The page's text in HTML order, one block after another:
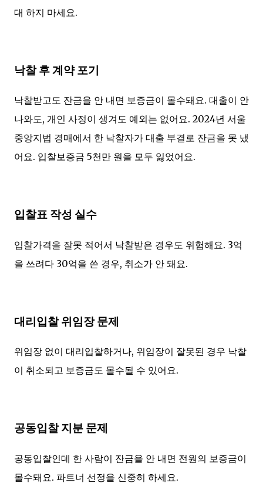
대 하지 마세요.
낙찰 후 계약 포기
낙찰받고도 잔금을 안 내면 보증금이 몰수돼요. 대출이 안
나와도, 개인 사정이 생겨도 예외는 없어요. 2024년 서울
중앙지법 경매에서 한 낙찰자가 대출 부결로 잔금을 못 냈
어요. 입찰보증금 5천만 원을 모두 잃었어요.
입찰표 작성 실수
입찰가격을 잘못 적어서 낙찰받은 경우도 위험해요. 3억
을 쓰려다 30억을 쓴 경우, 취소가 안 돼요.
대리입찰 위임장 문제
위임장 없이 대리입찰하거나, 위임장이 잘못된 경우 낙찰
이 취소되고 보증금도 몰수될 수 있어요.
공동입찰 지분 문제
공동입찰인데 한 사람이 잔금을 안 내면 전원의 보증금이
몰수돼요. 파트너 선정을 신중히 하세요.